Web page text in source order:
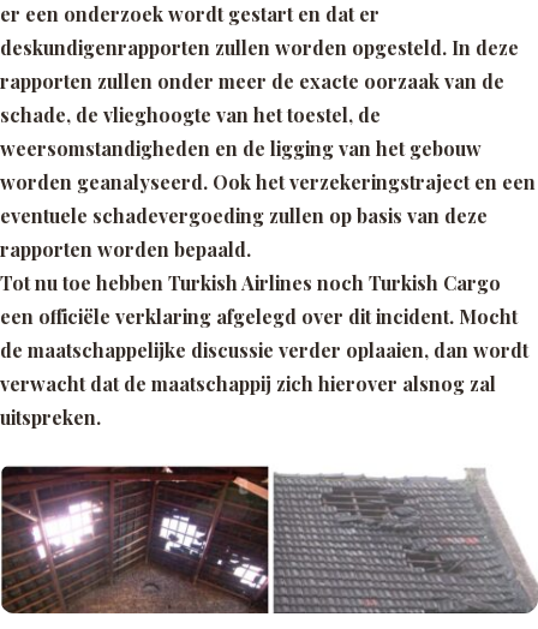
er een onderzoek wordt gestart en dat er
deskundigenrapporten zullen worden opgesteld. In deze
rapporten zullen onder meer de exacte oorzaak van de
schade, de vlieghoogte van het toestel, de
weersomstandigheden en de ligging van het gebouw
worden geanalyseerd. Ook het verzekeringstraject en een
eventuele schadevergoeding zullen op basis van deze
rapporten worden bepaald.
Tot nu toe hebben Turkish Airlines noch Turkish Cargo
een officiële verklaring afgelegd over dit incident. Mocht
de maatschappelijke discussie verder oplaaien, dan wordt
verwacht dat de maatschappij zich hierover alsnog zal
uitspreken.